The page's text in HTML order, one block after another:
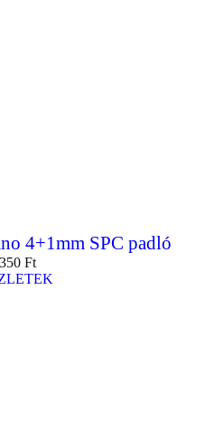
4+1mm SPC padló
Ft